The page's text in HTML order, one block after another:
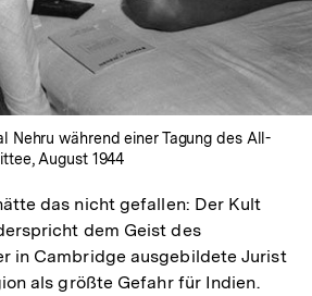
Nehru während einer Tagung des All-
August 1944
das nicht gefallen: Der Kult
dem Geist des
in Cambridge ausgebildete Jurist
als größte Gefahr für Indien.